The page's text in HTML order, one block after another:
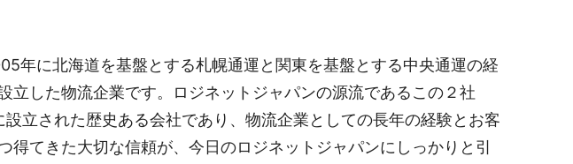
年に北海道を基盤とする札幌通運と関東を基盤とする中央通運の経
立した物流企業です。ロジネットジャパンの源流であるこの２社
設立された歴史ある会社であり、物流企業としての長年の経験とお客
得てきた大切な信頼が、今日のロジネットジャパンにしっかりと引